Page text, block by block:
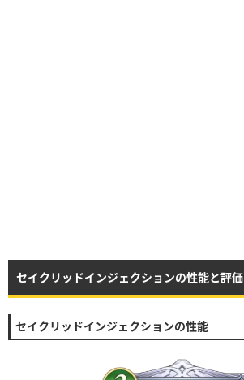
セイクリッドインジェクションの性能と評価
セイクリッドインジェクションの性能